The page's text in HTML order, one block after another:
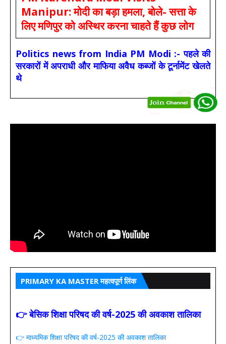
Manipur: मोदी का बड़ा हमला, बोले- सत्ता के
लिए मणिपुर को अस्थिर करना चाहते हैं कुछ लोग
Politics news from India PM Modi :- पहले की
सरकारों में अपराधी और माफिया अवैध कब्जों के टूर्नामेंट खेलते
थे
PRIMARY KA MASTER महत्वपूर्ण लिंक
👉 बेसिक शिक्षा परिषद की वर्ष-2025 की अवकाश तालिका
👉 माध्यमिक शिक्षा परिषद की वर्ष-2025 की अवकाश तालिका